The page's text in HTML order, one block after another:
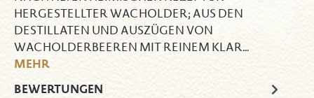
HERGESTELLTER WACHOLDER; AUS DEN
DESTILLATEN UND AUSZÜGEN VON
WACHOLDERBEEREN MIT REINEM KLAR…
MEHR
BEWERTUNGEN